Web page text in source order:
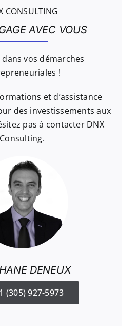
CONSULTING
AVEC VOUS
vos démarches
!
et d’assistance
des investissements aux
pas à contacter DNX
Consulting.
DENEUX
(305) 927-5973